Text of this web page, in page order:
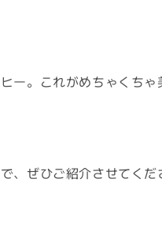
ー。これがめちゃくち
、ぜひご紹介させてくだ